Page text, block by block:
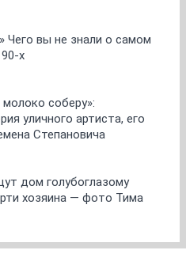
Чего вы не знали о самом
х
соберу»:
уличного артиста, его
Степановича
дом голубоглазому
хозяина — фото Тима